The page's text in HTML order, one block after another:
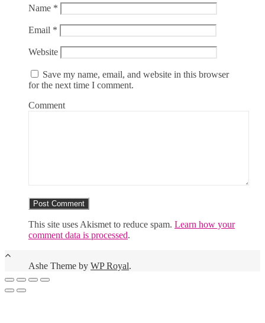
Name *
Email *
Website
Save my name, email, and website in this browser
for the next time I comment.
Comment
This site uses Akismet to reduce spam. Learn how your
comment data is processed.
Ashe Theme by WP Royal.